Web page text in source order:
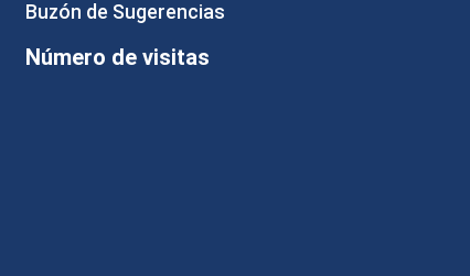
Buzón de Sugerencias
Número de visitas